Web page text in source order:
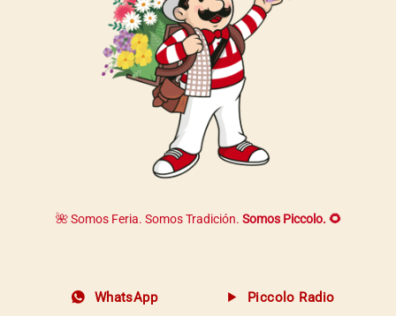
🌺 Somos Feria. Somos Tradición. Somos Piccolo. 🌻
WhatsApp Piccolo Radio